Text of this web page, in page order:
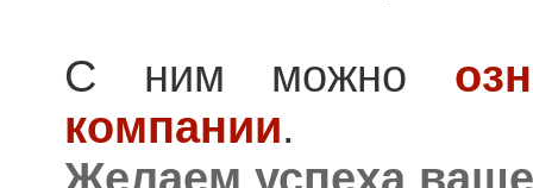
С ним можно
компании.